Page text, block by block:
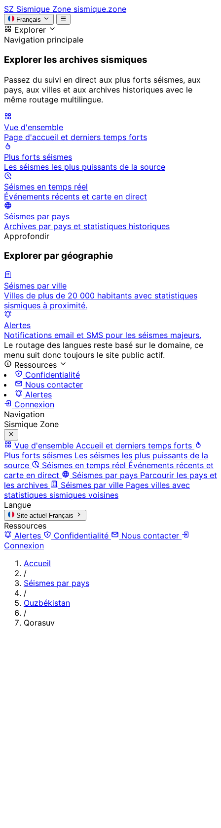
SZ Sismique Zone sismique.zone
Français
Explorer
Navigation principale
Explorer les archives sismiques
Passez du suivi en direct aux plus forts séismes, aux
pays, aux villes et aux archives historiques avec le
même routage multilingue.
Vue d'ensemble
Page d'accueil et derniers temps forts
Plus forts séismes
Les séismes les plus puissants de la source
Séismes en temps réel
Événements récents et carte en direct
Séismes par pays
Archives par pays et statistiques historiques
Approfondir
Explorer par géographie
Séismes par ville
Villes de plus de 20 000 habitants avec statistiques
sismiques à proximité.
Alertes
Notifications email et SMS pour les séismes majeurs.
Le routage des langues reste basé sur le domaine, ce
menu suit donc toujours le site public actif.
Ressources
Confidentialité
Nous contacter
Alertes
Connexion
Navigation
Sismique Zone
Vue d'ensemble Accueil et derniers temps forts
Plus forts séismes Les séismes les plus puissants de la
source
Séismes en temps réel Événements récents et
carte en direct
Séismes par pays Parcourir les pays et
les archives
Séismes par ville Pages villes avec
statistiques sismiques voisines
Langue
Site actuel Français
Ressources
Alertes
Confidentialité
Nous contacter
Connexion
Accueil
/
Séismes par pays
/
Ouzbékistan
/
Qorasuv